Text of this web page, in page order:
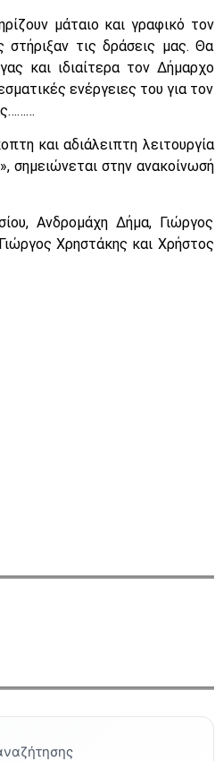
μάταιο και γραφικό τον
τις δράσεις μας. Θα
και ιδιαίτερα τον Δήμαρχο
ενέργειες του για τον
και αδιάλειπτη λειτουργία
σημειώνεται στην ανακοίνωσή
Ανδρομάχη Δήμα, Γιώργος
Χρηστάκης και Χρήστος